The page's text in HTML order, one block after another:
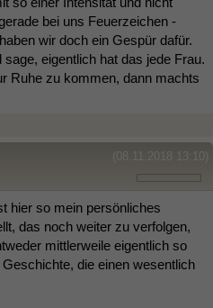
bei uns Feuerzeichen -
wir doch ein Gespür dafür.
eigentlich hat das jede Frau.
Ruhe zu kommen, dann machts
(08.11.2018 13:10)
hier so mein persönliches
das noch weiter zu verfolgen,
mittlerweile eigentlich so
die einen wesentlich